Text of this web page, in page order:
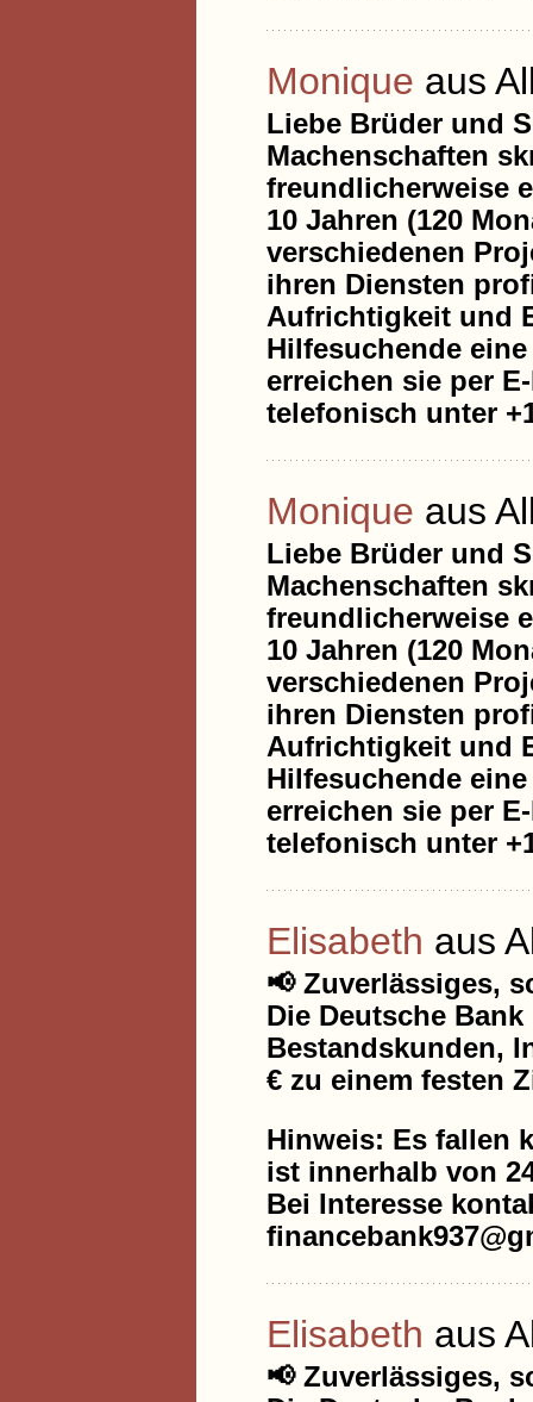
Monique aus
Liebe Brüder und
Machenschaften
freundlicherweise
10 Jahren (120
verschiedenen
ihren Diensten
Aufrichtigkeit und
Hilfesuchende
erreichen sie per
telefonisch unter
Monique aus
Liebe Brüder und
Machenschaften
freundlicherweise
10 Jahren (120
verschiedenen
ihren Diensten
Aufrichtigkeit und
Hilfesuchende
erreichen sie per
telefonisch unter
Elisabeth aus
📢 Zuverlässiges,
Die Deutsche
Bestandskunden,
€ zu einem festen
Hinweis: Es fallen
ist innerhalb von
Bei Interesse
Elisabeth aus
📢 Zuverlässiges,